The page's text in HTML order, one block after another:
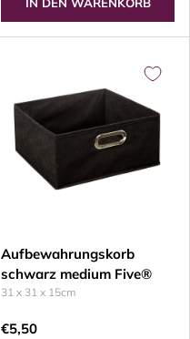
Aufbewahrungskorb
schwarz medium Five®
31 x 31 x 15cm
€5,50